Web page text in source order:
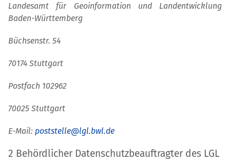
Landesamt für Geoinformation und Landentwicklung
Baden-Württemberg
Büchsenstr. 54
70174 Stuttgart
Postfach 102962
70025 Stuttgart
E-Mail: poststelle@lgl.bwl.de
2 Behördlicher Datenschutzbeauftragter des LGL